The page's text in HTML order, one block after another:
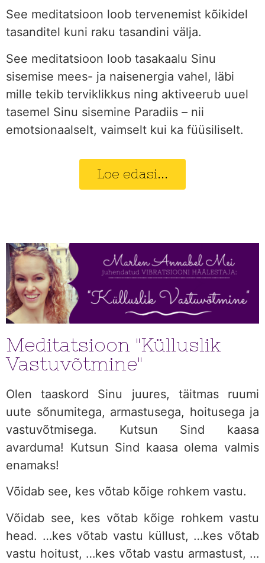
See meditatsioon loob tervenemist kõikidel
tasanditel kuni raku tasandini välja.
See meditatsioon loob tasakaalu Sinu
sisemise mees- ja naisenergia vahel, läbi
mille tekib terviklikkus ning aktiveerub uuel
tasemel Sinu sisemine Paradiis – nii
emotsionaalselt, vaimselt kui ka füüsiliselt.
Loe edasi...
Meditatsioon "Külluslik
Vastuvõtmine"
Olen taaskord Sinu juures, täitmas ruumi
uute sõnumitega, armastusega, hoitusega ja
vastuvõtmisega. Kutsun Sind kaasa
avarduma! Kutsun Sind kaasa olema valmis
enamaks!
Võidab see, kes võtab kõige rohkem vastu.
Võidab see, kes võtab kõige rohkem vastu
head. …kes võtab vastu küllust, …kes võtab
vastu hoitust, …kes võtab vastu armastust, …